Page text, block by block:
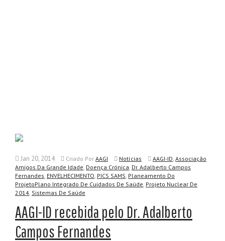
Jan 20, 2014 Criado Por AAGI Notícias AAGI-ID, Associação
Amigos Da Grande Idade, Doença Crónica, Dr. Adalberto Campos
Fernandes, ENVELHECIMENTO, PICS SAMS, Planeamento Do
ProjetoPlano Integrado De Cuidados De Saúde, Projeto Nuclear De
2014, Sistemas De Saúde
AAGI-ID recebida pelo Dr. Adalberto
Campos Fernandes